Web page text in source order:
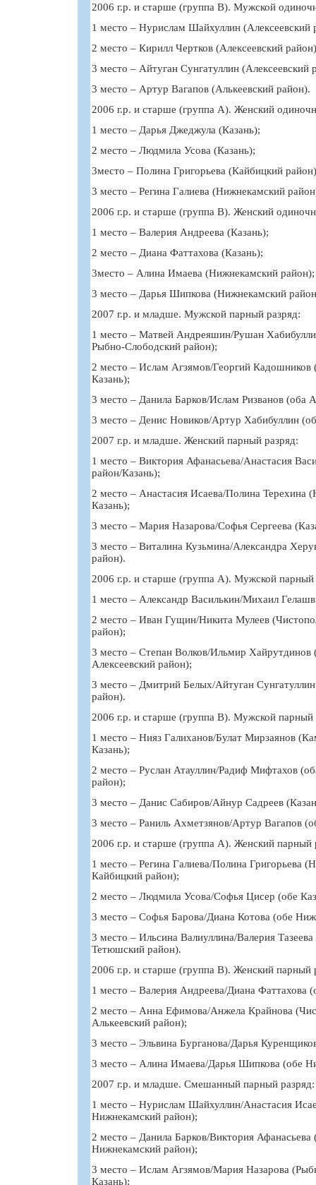
2006 г.р. и старше (группа В). Мужской
1 место – Нурислам Шайхуллин (Алексеевский
2 место – Кирилл Чертков (Алексеевский
3 место – Айтуган Сунгатуллин (Алексеевский
3 место – Артур Вагапов (Алькеевский район).
2006 г.р. и старше (группа А). Женский
1 место – Дарья Джеджула (Казань);
2 место – Людмила Усова (Казань);
3место – Полина Григорьева (Кайбицкий
3 место – Регина Галиева (Нижнекамский
2006 г.р. и старше (группа В). Женский
1 место – Валерия Андреева (Казань);
2 место – Диана Фаттахова (Казань);
3место – Алина Имаева (Нижнекамский район);
3 место – Дарья Шипкова (Нижнекамский
2007 г.р. и младше. Мужской парный разряд:
1 место – Матвей Андреяшин/Рушан
Рыбно-Слободский район);
2 место – Ислам Агзямов/Георгий
Казань);
3 место – Данила Барков/Ислам Ризванов (оба
3 место – Денис Новиков/Артур Хабибуллин
2007 г.р. и младше. Женский парный разряд:
1 место – Виктория Афанасьева/Анастасия
район/Казань);
2 место – Анастасия Исаева/Полина Терехина
Казань);
3 место – Мария Назарова/Софья Сергеева
3 место – Виталина Кузьмина/Александра
район).
2006 г.р. и старше (группа А). Мужской парный
1 место – Александр Василькин/Михаил
2 место – Иван Гущин/Никита Мулеев
район);
3 место – Степан Волков/Ильмир
Алексеевский район);
3 место – Дмитрий Белых/Айтуган
район).
2006 г.р. и старше (группа В). Мужской парный
1 место – Нияз Галиханов/Булат Мирзаянов
Казань);
2 место – Руслан Атауллин/Радиф Мифтахов
район);
3 место – Данис Сабиров/Айнур Садреев
3 место – Раниль Ахметзянов/Артур Вагапов
2006 г.р. и старше (группа А). Женский парный
1 место – Регина Галиева/Полина Григорьева
Кайбицкий район);
2 место – Людмила Усова/Софья Цисер (обе
3 место – Софья Барова/Диана Котова (обе
3 место – Ильсина Валиуллина/Валерия
Тетюшский район).
2006 г.р. и старше (группа В). Женский парный
1 место – Валерия Андреева/Диана Фаттахова
2 место – Анна Ефимова/Анжела Крайнова
Алькеевский район);
3 место – Эльвина Бурганова/Дарья
3 место – Алина Имаева/Дарья Шипкова (обе
2007 г.р. и младше. Смешанный парный разряд:
1 место – Нурислам Шайхуллин/Анастасия
Нижнекамский район);
2 место – Данила Барков/Виктория Афанасьева
Нижнекамский район);
3 место – Ислам Агзямов/Мария Назарова
Казань);